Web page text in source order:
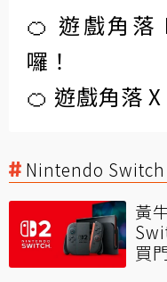
🍊 遊戲角落
囉！
🍊 遊戲角落
Nintendo Switch
黃
買